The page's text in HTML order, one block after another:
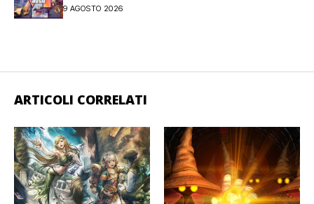
9 AGOSTO 2026
ARTICOLI CORRELATI